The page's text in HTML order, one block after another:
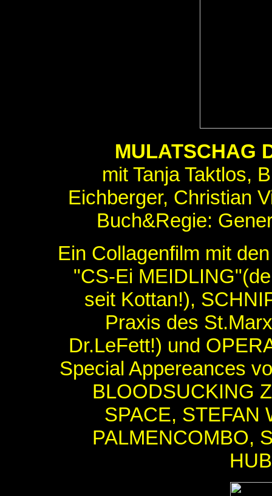
MULATSCHAG
mit Tanja Taktlos,
Eichberger, Christian
Buch&Regie:
Ein Collagenfilm mit
"CS-Ei
seit Kottan!),
Praxis des
Dr.LeFett!) und
Special Appereances
BLOODSUCKING
SPACE, STEFAN
PALMENCOMBO,